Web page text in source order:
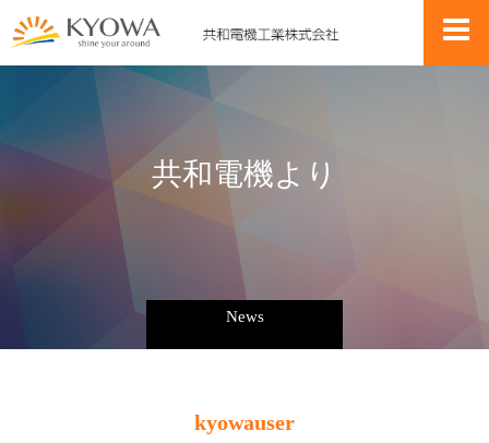
News
共和電機よ り
kyowauser